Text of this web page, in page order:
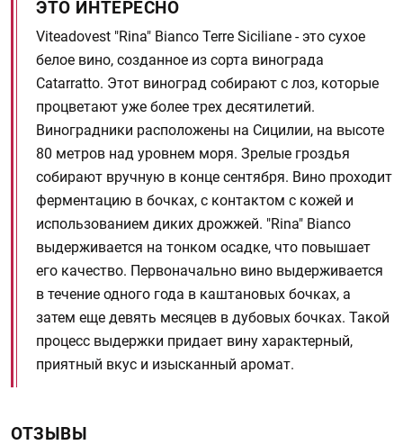
ЭТО ИНТЕРЕСНО
Viteadovest "Rina" Bianco Terre Siciliane - это сухое
белое вино, созданное из сорта винограда
Catarratto. Этот виноград собирают с лоз, которые
процветают уже более трех десятилетий.
Виноградники расположены на Сицилии, на высоте
80 метров над уровнем моря. Зрелые гроздья
собирают вручную в конце сентября. Вино проходит
ферментацию в бочках, с контактом с кожей и
использованием диких дрожжей. "Rina" Bianco
выдерживается на тонком осадке, что повышает
его качество. Первоначально вино выдерживается
в течение одного года в каштановых бочках, а
затем еще девять месяцев в дубовых бочках. Такой
процесс выдержки придает вину характерный,
приятный вкус и изысканный аромат.
ОТЗЫВЫ